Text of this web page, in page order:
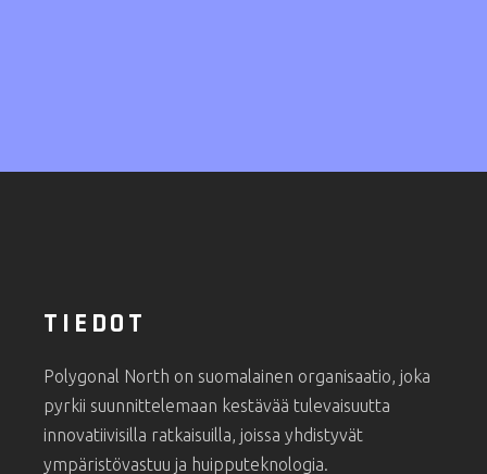
TIEDOT
Polygonal North on suomalainen organisaatio, joka
pyrkii suunnittelemaan kestävää tulevaisuutta
innovatiivisilla ratkaisuilla, joissa yhdistyvät
ympäristövastuu ja huipputeknologia.